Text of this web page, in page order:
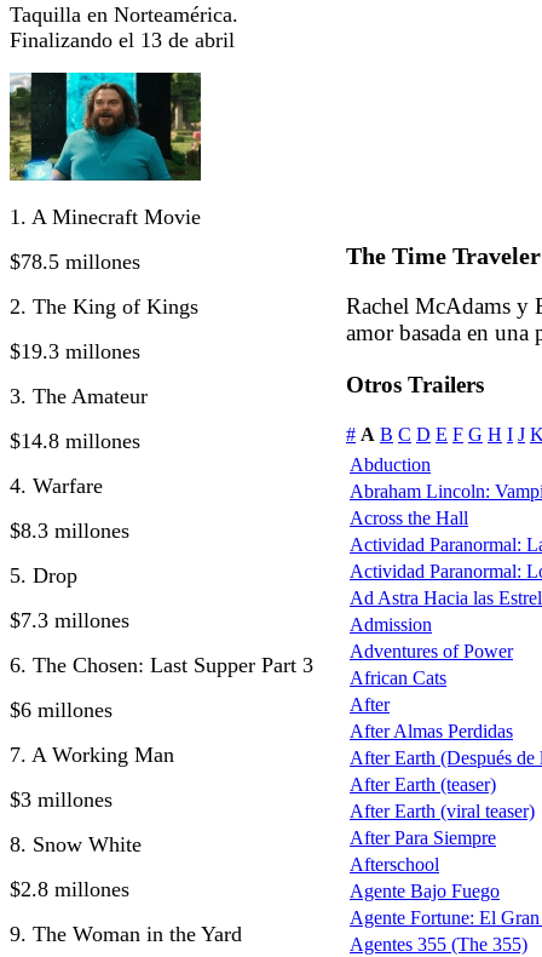
Taquilla en Norteamérica.
Finalizando el 13 de abril
1. A Minecraft Movie
$78.5 millones
2. The King of Kings
$19.3 millones
3. The Amateur
$14.8 millones
4. Warfare
$8.3 millones
5. Drop
$7.3 millones
6. The Chosen: Last Supper Part 3
$6 millones
7. A Working Man
$3 millones
8. Snow White
$2.8 millones
9. The Woman in the Yard
The Time
Rachel McAdams y
amor basada en una
Otros Trailers
# A B C D E F G H I J
Abduction
Abraham Lincoln:
Across the Hall
Actividad Paranormal:
Actividad Paranormal:
Ad Astra Hacia las
Admission
Adventures of Power
African Cats
After
After Almas Perdidas
After Earth (Después de
After Earth (teaser)
After Earth (viral teaser)
After Para Siempre
Afterschool
Agente Bajo Fuego
Agente Fortune: El
Agentes 355 (The 355)